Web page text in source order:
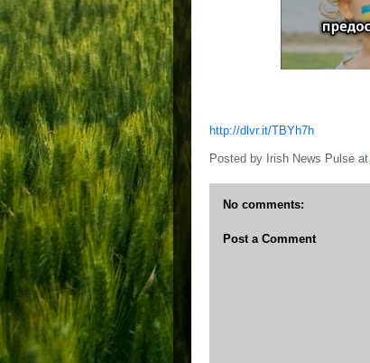
http://dlvr.it/TBYh7h
Posted by Irish News Pulse at
No comments:
Post a Comment